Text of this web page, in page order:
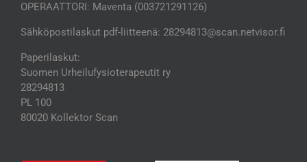
OPERAATTORI: Maventa (003721291126)
Sähköpostilaskut pdf-liitteenä: 28294813@scan.netvisor.fi
Paperilaskut:
Suomen Urheilufysioterapeutit ry
28294813
PL 100
80020 Kollektor Scan